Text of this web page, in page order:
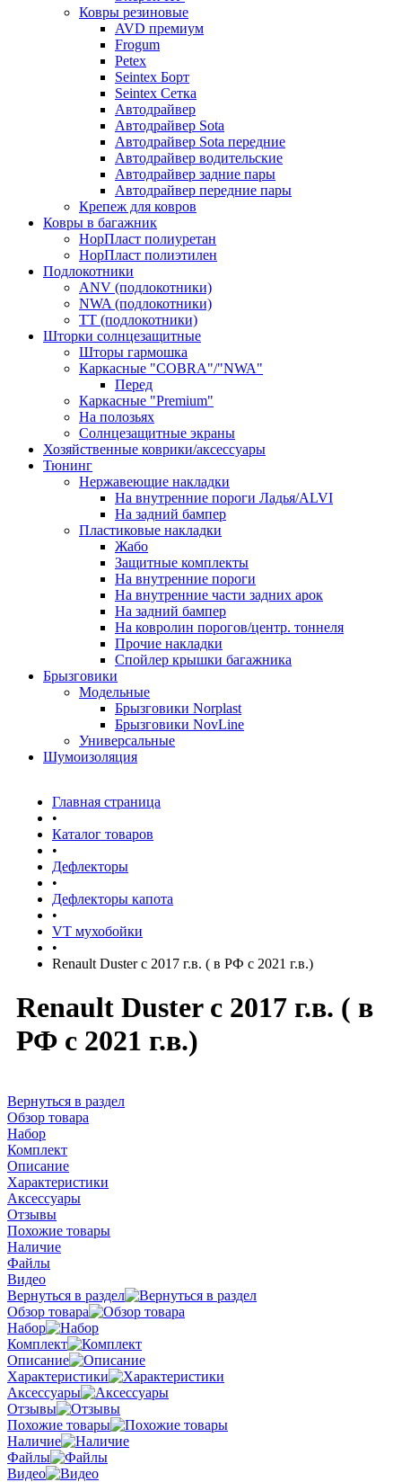
Ковры резиновые
AVD премиум
Frogum
Petex
Seintex Борт
Seintex Сетка
Автодрайвер
Автодрайвер Sota
Автодрайвер Sota передние
Автодрайвер водительские
Автодрайвер задние пары
Автодрайвер передние пары
Крепеж для ковров
Ковры в багажник
НорПласт полиуретан
НорПласт полиэтилен
Подлокотники
ANV (подлокотники)
NWA (подлокотники)
TT (подлокотники)
Шторки солнцезащитные
Шторы гармошка
Каркасные "COBRA"/"NWA"
Перед
Каркасные "Premium"
На полозьях
Солнцезащитные экраны
Хозяйственные коврики/аксессуары
Тюнинг
Нержавеющие накладки
На внутренние пороги Ладья/ALVI
На задний бампер
Пластиковые накладки
Жабо
Защитные комплекты
На внутренние пороги
На внутренние части задних арок
На задний бампер
На ковролин порогов/центр. тоннеля
Прочие накладки
Спойлер крышки багажника
Брызговики
Модельные
Брызговики Norplast
Брызговики NovLine
Универсальные
Шумоизоляция
Главная страница
•
Каталог товаров
•
Дефлекторы
•
Дефлекторы капота
•
VT мухобойки
•
Renault Duster с 2017 г.в. ( в РФ с 2021 г.в.)
Renault Duster с 2017 г.в. ( в
РФ с 2021 г.в.)
Вернуться в раздел
Обзор товара
Набор
Комплект
Описание
Характеристики
Аксессуары
Отзывы
Похожие товары
Наличие
Файлы
Видео
Вернуться в раздел
Обзор товара
Набор
Комплект
Описание
Характеристики
Аксессуары
Отзывы
Похожие товары
Наличие
Файлы
Видео